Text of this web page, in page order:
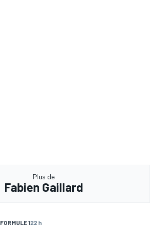
Plus de
Fabien Gaillard
FORMULE 122 h